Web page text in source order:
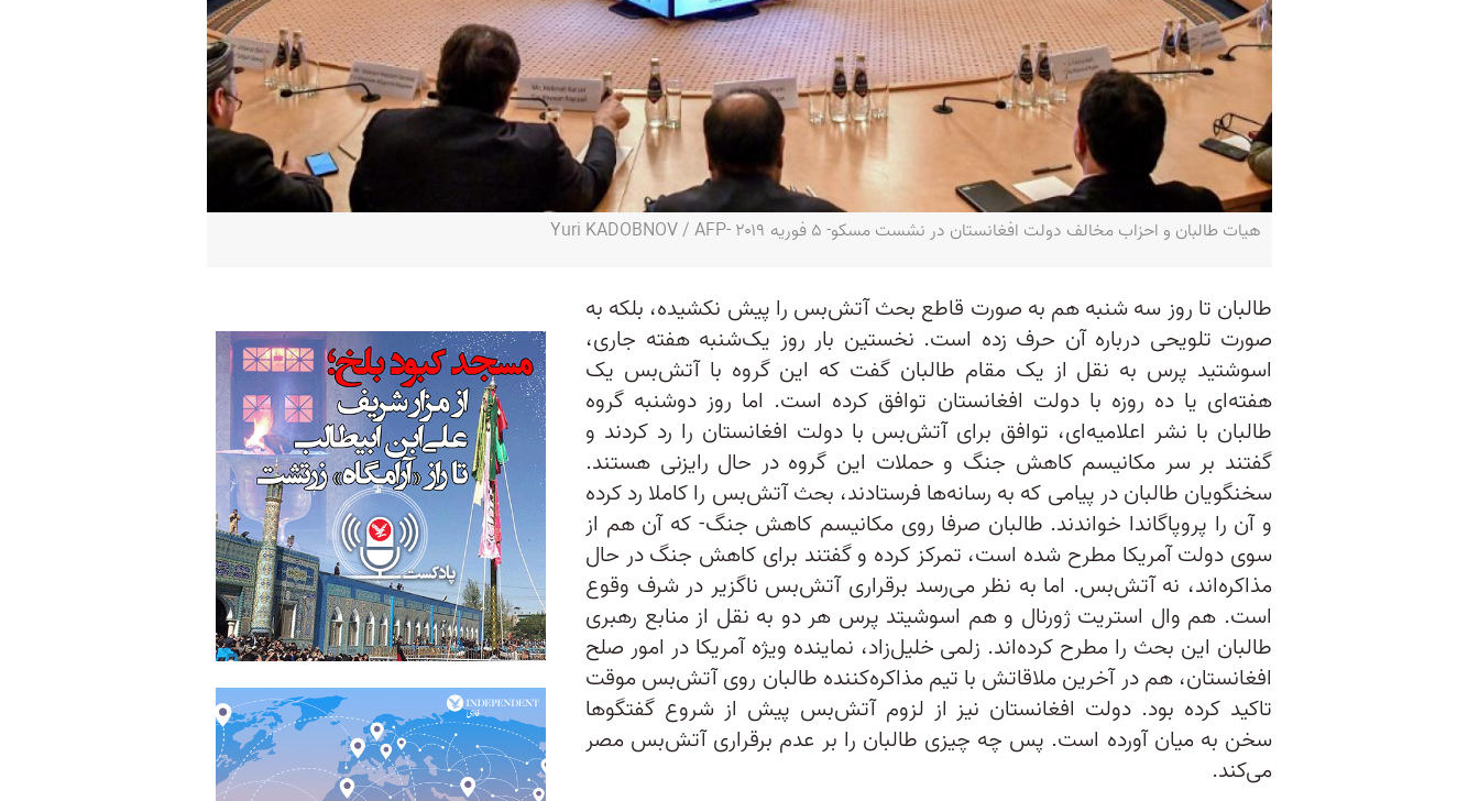
هیات طالبان و احزاب مخالف دولت افغانستان در نشست مسکو- ۵ فوریه ۲۰۱۹ -Yuri KADOBNOV / AFP
طالبان تا روز سه شنبه هم به صورت قاطع بحث آتش‌بس را پیش نکشیده، بلکه به
صورت تلویحی درباره آن حرف زده‌ است. نخستین بار روز یک‌شنبه هفته جاری،
اسوشتید پرس به نقل از یک مقام طالبان گفت که این گروه با آتش‌بس یک
هفته‌ای یا ده روزه با دولت افغانستان توافق کرده است. اما روز دوشنبه گروه
طالبان با نشر اعلامیه‌ای، توافق برای آتش‌بس با دولت افغانستان را رد کردند و
گفتند بر سر مکانیسم کاهش جنگ و حملات این گروه در حال رایزنی هستند.
سخنگویان طالبان در پیامی‌ که به رسانه‌ها فرستادند، بحث آتش‌بس را کاملا رد کرده
و آن را پروپاگاندا خواندند. طالبان صرفا روی مکانیسم کاهش جنگ- که آن هم از
سوی دولت آمریکا مطرح شده است، تمرکز کرده و گفتند برای کاهش جنگ در حال
مذاکره‌اند، نه آتش‌بس. اما به نظر می‌رسد برقراری آتش‌بس ناگزیر در شرف وقوع
است. هم وال استریت ژورنال و هم اسوشیتد پرس هر دو به نقل از منابع رهبری
طالبان این بحث را مطرح کرده‌اند. زلمی ‌خلیل‌زاد، نماینده ویژه آمریکا در امور صلح
افغانستان، هم در آخرین ملاقاتش با تیم مذاکره‌کننده طالبان روی آتش‌بس موقت
تاکید کرده بود. دولت افغانستان نیز از لزوم آتش‌بس پیش از شروع گفتگو‌ها
سخن به میان آورده است. پس چه چیزی طالبان را بر عدم برقراری آتش‌بس مصر
می‌کند.